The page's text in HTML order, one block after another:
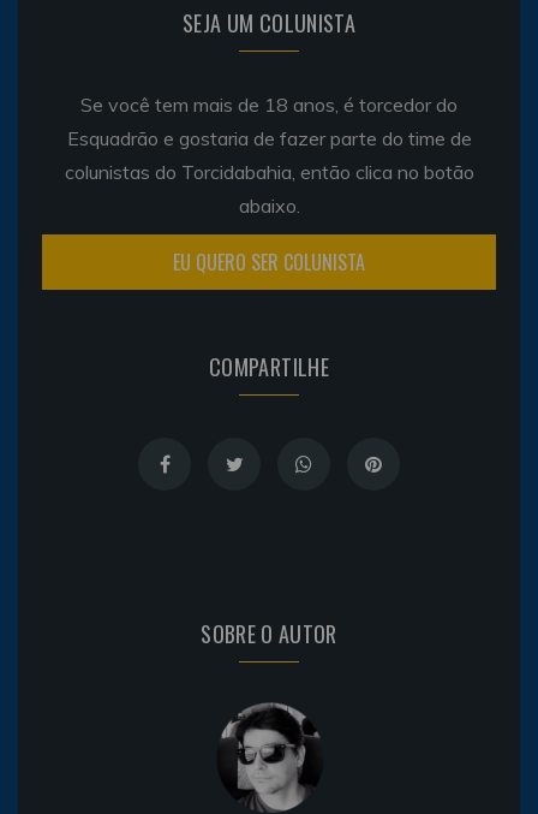
SEJA UM COLUNISTA
Se você tem mais de 18 anos, é torcedor do
Esquadrão e gostaria de fazer parte do time de
colunistas do Torcidabahia, então clica no botão
abaixo.
EU QUERO SER COLUNISTA
COMPARTILHE
SOBRE O AUTOR